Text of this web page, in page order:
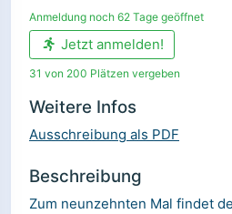
Anmeldung noch 62 Tage geöffnet
Jetzt anmelden!
31 von 200 Plätzen vergeben
Weitere Infos
Ausschreibung als PDF
Beschreibung
Zum neunzehnten Mal findet